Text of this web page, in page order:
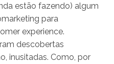
estão fazendo) algum
para
experience.
descobertas
inusitadas. Como, por